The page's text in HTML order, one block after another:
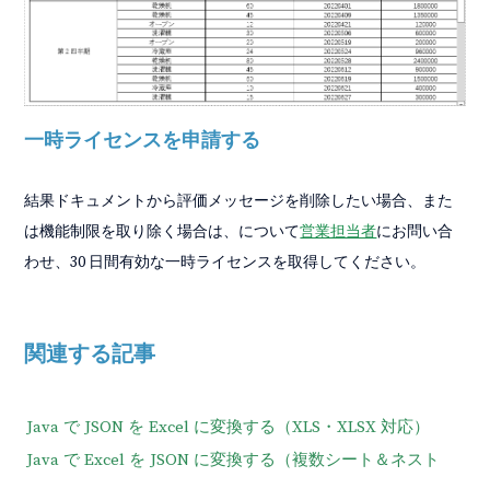
一時ライセンスを申請する
結果ドキュメントから評価メッセージを削除したい場合、また
は機能制限を取り除く場合は、について営業担当者にお問い合
わせ、30 日間有効な一時ライセンスを取得してください。
関連する記事
Java で JSON を Excel に変換する（XLS・XLSX 対応）
Java で Excel を JSON に変換する（複数シート＆ネスト